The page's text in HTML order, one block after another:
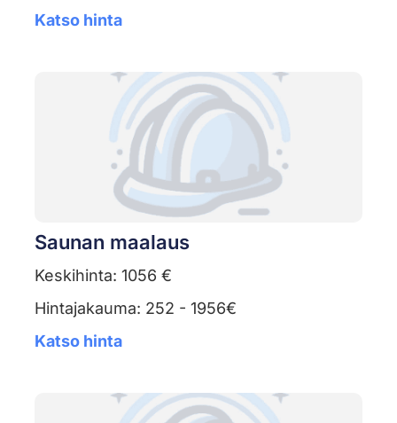
Katso hinta
Saunan maalaus
Keskihinta: 1056 €
Hintajakauma: 252 - 1956€
Katso hinta